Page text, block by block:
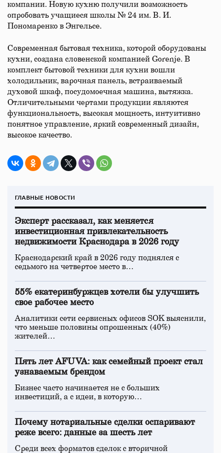
компании. Новую кухню получили возможность
опробовать учащиеся школы № 24 им. В. И.
Пономаренко в Энгельсе.
Современная бытовая техника, которой оборудованы
кухни, создана словенской компанией Gorenje. В
комплект бытовой техники для кухни вошли
холодильник, варочная панель, встраиваемый
духовой шкаф, посудомоечная машина, вытяжка.
Отличительными чертами продукции являются
функциональность, высокая мощность, интуитивно
понятное управление, яркий современный дизайн,
высокое качество.
ГЛАВНЫЕ НОВОСТИ
Эксперт рассказал, как меняется
инвестиционная привлекательность
недвижимости Краснодара в 2026 году
Краснодарский край в 2026 году поднялся с
седьмого на четвертое место в…
55% екатеринбуржцев хотели бы улучшить
свое рабочее место
Аналитики сети сервисных офисов SOK выяснили,
что меньше половины опрошенных (40%)
жителей…
Пять лет AFUVA: как семейный проект стал
узнаваемым брендом
Бизнес часто начинается не с больших
инвестиций, а с идеи, в которую…
Почему нотариальные сделки оспаривают
реже всего: данные за шесть лет
Среди всех форматов сделок с вторичной